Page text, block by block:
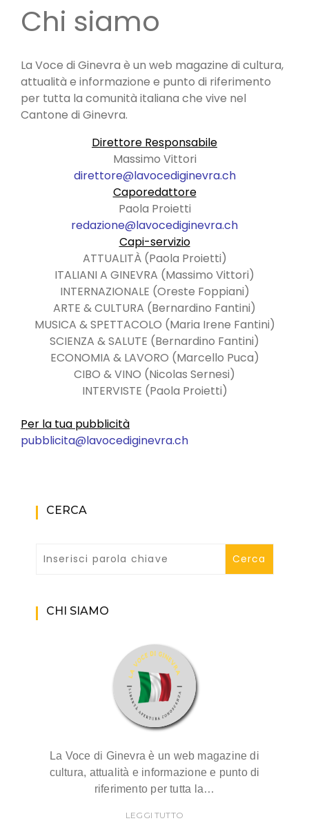
Chi siamo
La Voce di Ginevra è un web magazine di cultura,
attualità e informazione e punto di riferimento
per tutta la comunità italiana che vive nel
Cantone di Ginevra.
Direttore Responsabile
Massimo Vittori
direttore@lavocediginevra.ch
Caporedattore
Paola Proietti
redazione@lavocediginevra.ch
Capi-servizio
ATTUALITÀ (Paola Proietti)
ITALIANI A GINEVRA (Massimo Vittori)
INTERNAZIONALE (Oreste Foppiani)
ARTE & CULTURA (Bernardino Fantini)
MUSICA & SPETTACOLO (Maria Irene Fantini)
SCIENZA & SALUTE (Bernardino Fantini)
ECONOMIA & LAVORO (Marcello Puca)
CIBO & VINO (Nicolas Sernesi)
INTERVISTE (Paola Proietti)
Per la tua pubblicità
pubblicita@lavocediginevra.ch
CERCA
CHI SIAMO
La Voce di Ginevra è un web magazine di
cultura, attualità e informazione e punto di
riferimento per tutta la…
LEGGI TUTTO